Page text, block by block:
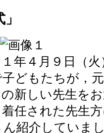
年４月９日（
どもたちが，
新しい先生を
任された先生
ん紹介していま